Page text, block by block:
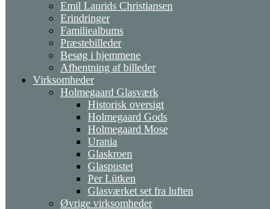
Emil Laurids Christiansen
Erindringer
Familiealbums
Præstebilleder
Besøg i hjemmene
Afhentning af billeder
Virksomheder
Holmegaard Glasværk
Historisk oversigt
Holmegaard Gods
Holmegaard Mose
Urania
Glaskroen
Glaspustet
Per Lütken
Glasværket set fra luften
Øvrige virksomheder